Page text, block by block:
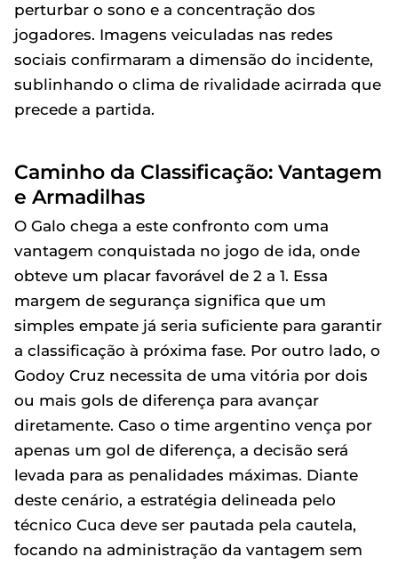
perturbar o sono e a concentração dos
jogadores. Imagens veiculadas nas redes
sociais confirmaram a dimensão do incidente,
sublinhando o clima de rivalidade acirrada que
precede a partida.
Caminho da Classificação: Vantagem
e Armadilhas
O Galo chega a este confronto com uma
vantagem conquistada no jogo de ida, onde
obteve um placar favorável de 2 a 1. Essa
margem de segurança significa que um
simples empate já seria suficiente para garantir
a classificação à próxima fase. Por outro lado, o
Godoy Cruz necessita de uma vitória por dois
ou mais gols de diferença para avançar
diretamente. Caso o time argentino vença por
apenas um gol de diferença, a decisão será
levada para as penalidades máximas. Diante
deste cenário, a estratégia delineada pelo
técnico Cuca deve ser pautada pela cautela,
focando na administração da vantagem sem